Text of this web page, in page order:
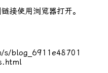
接使用浏览器打开。
blog_6911e48701